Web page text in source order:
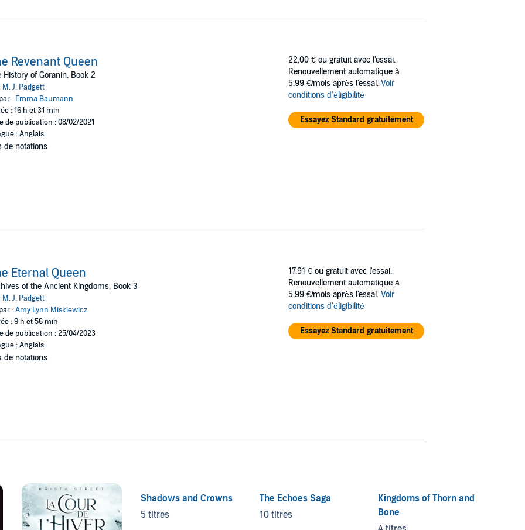
Revenant Queen
History of Goranin, Book 2
M. J. Padgett
: Emma Baumann
: 16 h et 31 min
de publication : 08/02/2021
: Anglais
de notations
22,00 € ou gratuit avec l'essai.
Renouvellement automatique à
5,99 €/mois après l'essai. Voir
conditions d'éligibilité
Essayez Standard gratuitement
Eternal Queen
of the Ancient Kingdoms, Book 3
M. J. Padgett
:Amy Lynn Miskiewicz
: 9 h et 56 min
de publication : 25/04/2023
: Anglais
de notations
17,91 € ou gratuit avec l'essai.
Renouvellement automatique à
5,99 €/mois après l'essai. Voir
conditions d'éligibilité
Essayez Standard gratuitement
Shadows and Crowns
5 titres
The Echoes Saga
10 titres
Kingdoms of Thorn and
Bone